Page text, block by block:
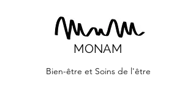
MONAM
Bien-être et Soins de l'être